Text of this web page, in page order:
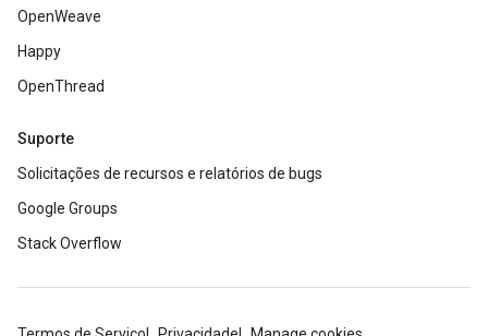
OpenWeave
Happy
OpenThread
Suporte
Solicitações de recursos e relatórios de bugs
Google Groups
Stack Overflow